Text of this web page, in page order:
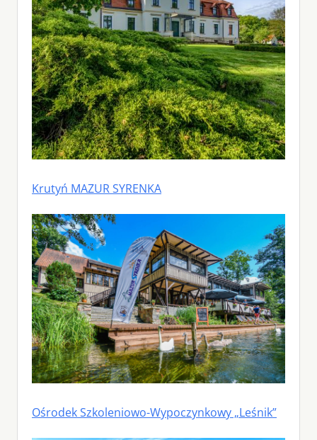
Krutyń MAZUR SYRENKA
Ośrodek Szkoleniowo-Wypoczynkowy „Leśnik”